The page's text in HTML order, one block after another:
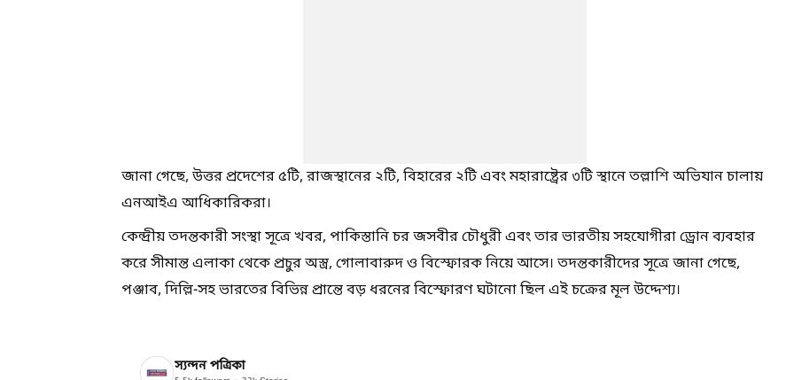
জানা গেছে, উত্তর প্রদেশের ৫টি, রাজস্থানের ২টি, বিহারের ২টি এবং মহারাষ্ট্রের ৩টি স্থানে তল্লাশি অভিযান চালায়
এনআইএ আধিকারিকরা।
কেন্দ্রীয় তদন্তকারী সংস্থা সূত্রে খবর, পাকিস্তানি চর জসবীর চৌধুরী এবং তার ভারতীয় সহযোগীরা ড্রোন ব্যবহার
করে সীমান্ত এলাকা থেকে প্রচুর অস্ত্র, গোলাবারুদ ও বিস্ফোরক নিয়ে আসে। তদন্তকারীদের সূত্রে জানা গেছে,
পঞ্জাব, দিল্লি-সহ ভারতের বিভিন্ন প্রান্তে বড় ধরনের বিস্ফোরণ ঘটানো ছিল এই চক্রের মূল উদ্দেশ্য।
স্যন্দন পত্রিকা